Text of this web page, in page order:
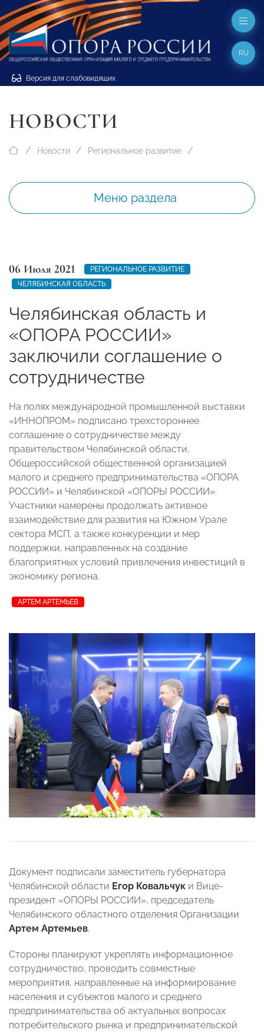
Версия для слабовидящих
RU
НОВОСТИ
Новости Региональное развитие
Меню раздела
06 Июля 2021
РЕГИОНАЛЬНОЕ РАЗВИТИЕ
ЧЕЛЯБИНСКАЯ ОБЛАСТЬ
Челябинская область и
«ОПОРА РОССИИ»
заключили соглашение о
сотрудничестве
На полях международной промышленной выставки
«ИННОПРОМ» подписано трехстороннее
соглашение о сотрудничестве между
правительством Челябинской области,
Общероссийской общественной организацией
малого и среднего предпринимательства «ОПОРА
РОССИИ» и Челябинской «ОПОРЫ РОССИИ».
Участники намерены продолжать активное
взаимодействие для развития на Южном Урале
сектора МСП, а также конкуренции и мер
поддержки, направленных на создание
благоприятных условий привлечения инвестиций в
экономику региона.
АРТЕМ АРТЕМЬЕВ
Документ подписали заместитель губернатора
Челябинской области Егор Ковальчук и Вице-
президент «ОПОРЫ РОССИИ», председатель
Челябинского областного отделения Организации
Артем Артемьев.
Стороны планируют укреплять информационное
сотрудничество, проводить совместные
мероприятия, направленные на информирование
населения и субъектов малого и среднего
предпринимательства об актуальных вопросах
потребительского рынка и предпринимательской